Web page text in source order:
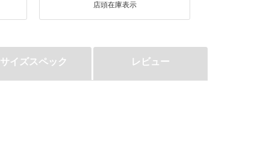
店頭在庫表示
サイズスペック レビュー